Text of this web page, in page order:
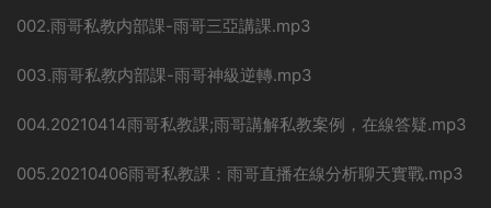
002.雨哥私教内部課-雨哥三亞講課.mp3
003.雨哥私教内部課-雨哥神級逆轉.mp3
004.20210414雨哥私教課;雨哥講解私教案例，在線答疑.mp3
005.20210406雨哥私教課：雨哥直播在線分析聊天實戰.mp3